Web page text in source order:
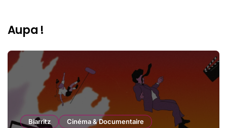
Aupa !
Biarritz Cinéma & Documentaire